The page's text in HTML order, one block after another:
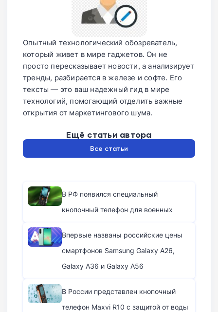
Опытный технологический обозреватель,
который живет в мире гаджетов. Он не
просто пересказывает новости, а анализирует
тренды, разбирается в железе и софте. Его
тексты — это ваш надежный гид в мире
технологий, помогающий отделить важные
открытия от маркетингового шума.
Ещё статьи автора
Все статьи
В РФ появился специальный
кнопочный телефон для военных
Впервые названы российские цены
смартфонов Samsung Galaxy A26,
Galaxy A36 и Galaxy A56
В России представлен кнопочный
телефон Maxvi R10 с защитой от воды